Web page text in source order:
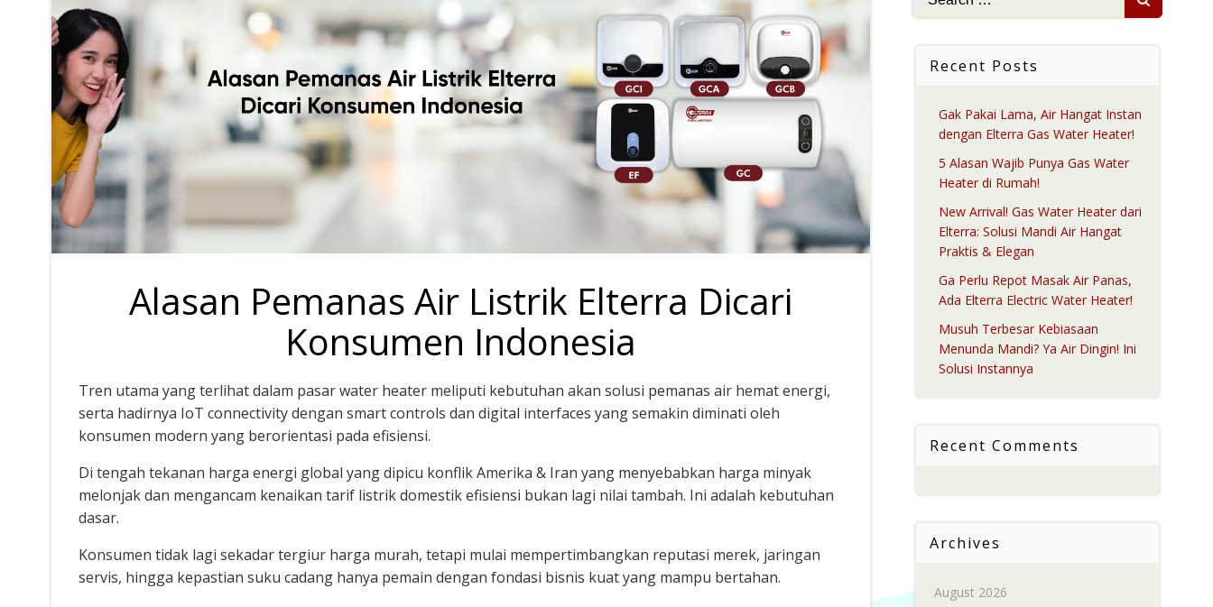
Alasan Pemanas Air Listrik Elterra Dicari
Konsumen Indonesia
Tren utama yang terlihat dalam pasar water heater meliputi kebutuhan akan solusi pemanas air hemat energi,
serta hadirnya IoT connectivity dengan smart controls dan digital interfaces yang semakin diminati oleh
konsumen modern yang berorientasi pada efisiensi.
Di tengah tekanan harga energi global yang dipicu konflik Amerika & Iran yang menyebabkan harga minyak
melonjak dan mengancam kenaikan tarif listrik domestik efisiensi bukan lagi nilai tambah. Ini adalah kebutuhan
dasar.
Konsumen tidak lagi sekadar tergiur harga murah, tetapi mulai mempertimbangkan reputasi merek, jaringan
servis, hingga kepastian suku cadang hanya pemain dengan fondasi bisnis kuat yang mampu bertahan.
for:
Recent Posts
Gak Pakai Lama, Air Hangat Instan
dengan Elterra Gas Water Heater!
5 Alasan Wajib Punya Gas Water
Heater di Rumah!
New Arrival! Gas Water Heater dari
Elterra: Solusi Mandi Air Hangat
Praktis & Elegan
Ga Perlu Repot Masak Air Panas,
Ada Elterra Electric Water Heater!
Musuh Terbesar Kebiasaan
Menunda Mandi? Ya Air Dingin! Ini
Solusi Instannya
Recent Comments
Archives
August 2026